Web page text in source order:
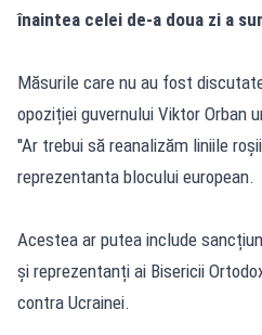
înaintea celei de-a doua zi a
Măsurile care nu au fost
opoziției guvernului Viktor Orban
''Ar trebui să reanalizăm liniile
reprezentanta blocului european.
Acestea ar putea include
și reprezentanți ai Bisericii
contra Ucrainei.